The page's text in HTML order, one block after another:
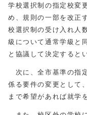
学校選択制の指定校変
め、規則の一部を改正
校選択制の受け入れ人
級について通常学級と
と協議して決定すると
次に、全市基準の指
係る要件の変更として
まで希望があれば就学